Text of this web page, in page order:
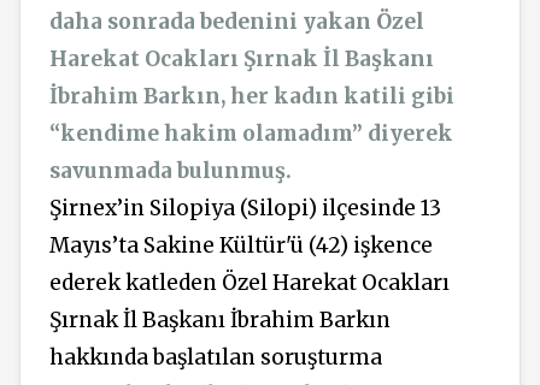
daha sonrada bedenini yakan Özel
Harekat Ocakları Şırnak İl Başkanı
İbrahim Barkın, her kadın katili gibi
“kendime hakim olamadım” diyerek
savunmada bulunmuş.
Şirnex’in Silopiya (Silopi) ilçesinde 13
Mayıs’ta Sakine Kültür'ü (42) işkence
ederek katleden Özel Harekat Ocakları
Şırnak İl Başkanı İbrahim Barkın
hakkında başlatılan soruşturma